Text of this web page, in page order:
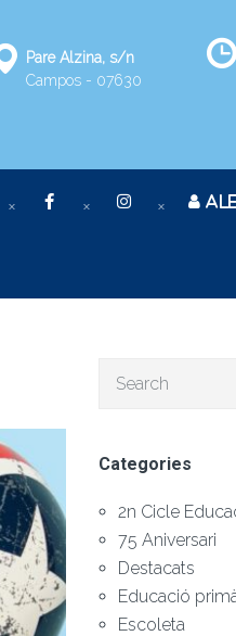
Pare Alzina, s/n
Campos - 07630
Categories
2n Cicle
75 Aniversari
Destacats
Educació
Escoleta